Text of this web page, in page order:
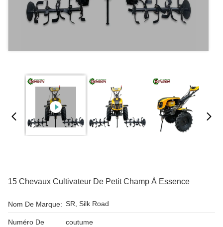
15 Chevaux Cultivateur De Petit Champ À Essence
Nom De Marque: SR, Silk Road
Numéro De
coutume